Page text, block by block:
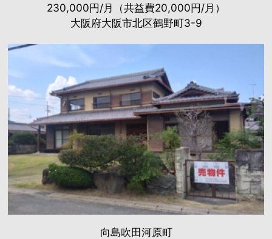
230,000円/月（共益費20,000円/月）
大阪府大阪市北区鶴野町3-9
向島吹田河原町